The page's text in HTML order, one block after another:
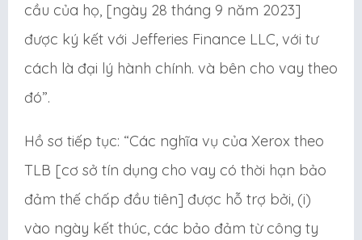
cầu của họ, [ngày 28 tháng 9 năm 2023]
được ký kết với Jefferies Finance LLC, với tư
cách là đại lý hành chính. và bên cho vay theo
đó”.
Hồ sơ tiếp tục: “Các nghĩa vụ của Xerox theo
TLB [cơ sở tín dụng cho vay có thời hạn bảo
đảm thế chấp đầu tiên] được hỗ trợ bởi, (i)
vào ngày kết thúc, các bảo đảm từ công ty